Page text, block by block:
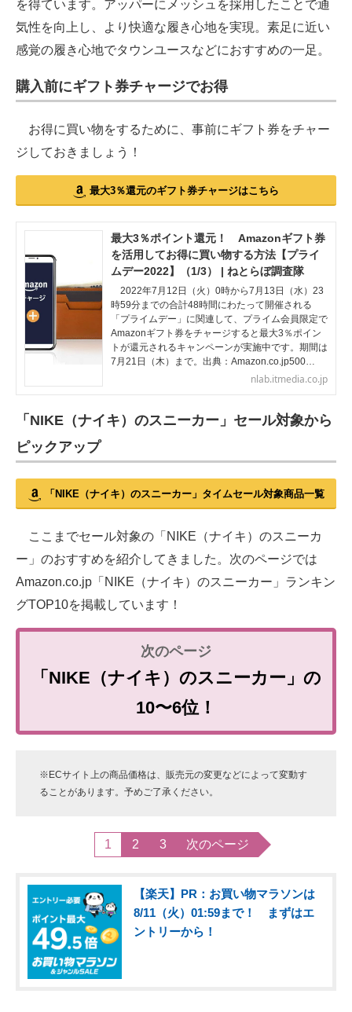
を得ています。アッパーにメッシュを採用したことで通
気性を向上し、より快適な履き心地を実現。素足に近い
感覚の履き心地でタウンユースなどにおすすめの一足。
購入前にギフト券チャージでお得
お得に買い物をするために、事前にギフト券をチャー
ジしておきましょう！
最大3％還元のギフト券チャージはこちら
最大3％ポイント還元！ Amazonギフト券
を活用してお得に買い物する方法【プライ
ムデー2022】（1/3） | ねとらぼ調査隊
2022年7月12日（火）0時から7月13日（水）23
時59分までの合計48時間にわたって開催される
「プライムデー」に関連して、プライム会員限定で
Amazonギフト券をチャージすると最大3％ポイン
トが還元されるキャンペーンが実施中です。期間は
7月21日（木）まで。出典：Amazon.co.jp500…
nlab.itmedia.co.jp
「NIKE（ナイキ）のスニーカー」セール対象から
ピックアップ
「NIKE（ナイキ）のスニーカー」タイムセール対象商品一覧
ここまでセール対象の「NIKE（ナイキ）のスニーカ
ー」のおすすめを紹介してきました。次のページでは
Amazon.co.jp「NIKE（ナイキ）のスニーカー」ランキン
グTOP10を掲載しています！
「NIKE（ナイキ）のスニーカー」の
10〜6位！
※ECサイト上の商品価格は、販売元の変更などによって変動す
ることがあります。予めご了承ください。
1 2 3 次のページ
【楽天】PR：お買い物マラソンは
8/11（火）01:59まで！ まずはエ
ントリーから！